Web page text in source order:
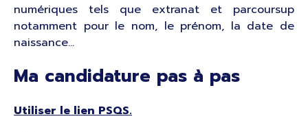
numériques tels que extranat et parcoursup
notamment pour le nom, le prénom, la date de
naissance…
Ma candidature pas à pas
Utiliser le lien PSQS.